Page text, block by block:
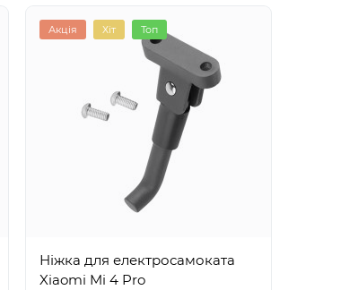
Акція Хіт Топ
Ніжка для електросамоката
Xiaomi Mi 4 Pro